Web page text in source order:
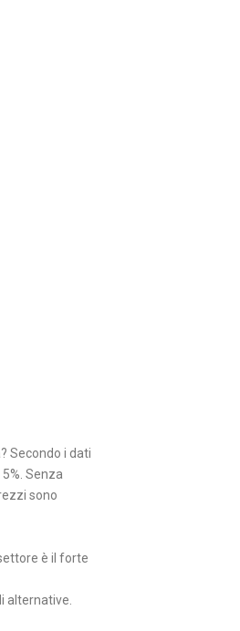
Secondo i dati
Senza
sono
è il forte